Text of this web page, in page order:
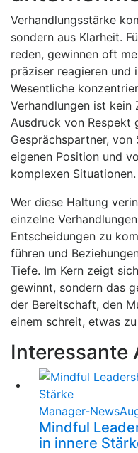
Verhandlungsstärke
sondern aus Klarheit.
reden, gewinnen oft
präziser reagieren und
Wesentliche
Verhandlungen ist kein
Ausdruck von Respekt
Gesprächspartner,
eigenen Position und
komplexen Situationen.
Wer diese Haltung
einzelne
Entscheidungen zu
führen und
Tiefe. Im Kern zeigt
gewinnt, sondern das
der Bereitschaft, den
einem schreit, etwas
Interessante
Manager-News
Mindful
in innere